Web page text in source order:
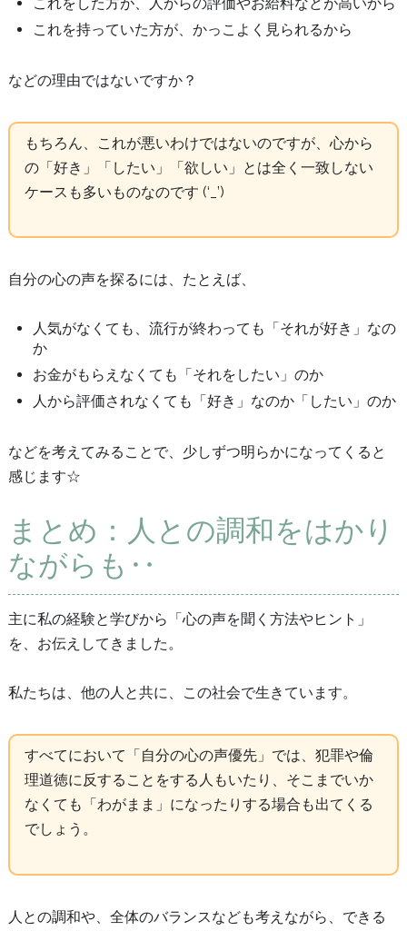
これをした方が、人からの評価やお給料などが高いから
これを持っていた方が、かっこよく見られるから
などの理由ではないですか？
もちろん、これが悪いわけではないのですが、心から
の「好き」「したい」「欲しい」とは全く一致しない
ケースも多いものなのです (‘_’)
自分の心の声を探るには、たとえば、
人気がなくても、流行が終わっても「それが好き」なの
か
お金がもらえなくても「それをしたい」のか
人から評価されなくても「好き」なのか「したい」のか
などを考えてみることで、少しずつ明らかになってくると
感じます☆
まとめ：人との調和をはかり
ながらも‥
主に私の経験と学びから「心の声を聞く方法やヒント」
を、お伝えしてきました。
私たちは、他の人と共に、この社会で生きています。
すべてにおいて「自分の心の声優先」では、犯罪や倫
理道徳に反することをする人もいたり、そこまでいか
なくても「わがまま」になったりする場合も出てくる
でしょう。
人との調和や、全体のバランスなども考えながら、できる